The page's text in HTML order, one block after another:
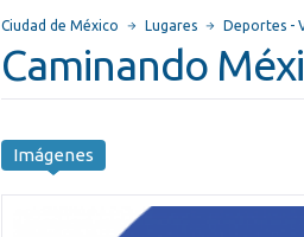
Ciudad de México Lugares Deportes -
Caminando
Imágenes